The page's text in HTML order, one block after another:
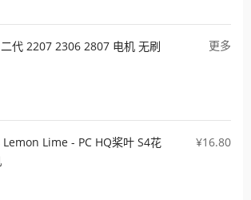
代 2207 2306 2807 电机 无刷
更多
Lime - PC HQ桨叶 S4花
¥16.80